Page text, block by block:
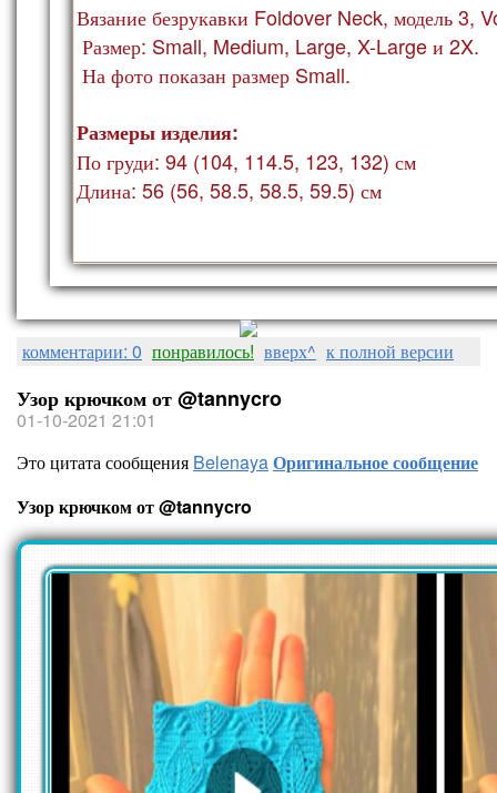
Вязание безрукавки Foldover Neck, модель 3,
Размер: Small, Medium, Large, X-Large и 2X.
На фото показан размер Small.
Размеры изделия:
По груди: 94 (104, 114.5, 123, 132) см
Длина: 56 (56, 58.5, 58.5, 59.5) см
комментарии: 0 понравилось! вверх^ к полной версии
Узор крючком от @tannycro
01-10-2021 21:01
Это цитата сообщения BelenayaОригинальное сообщение
Узор крючком от @tannycro